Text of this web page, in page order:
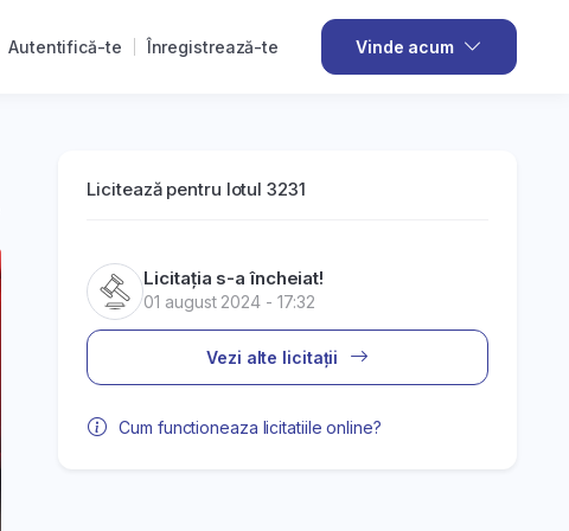
Autentifică-te Înregistrează-te Vinde acum
Licitează pentru lotul 3231
Licitația s-a încheiat!
01 august 2024 - 17:32
Vezi alte licitații
Cum functioneaza licitatiile online?